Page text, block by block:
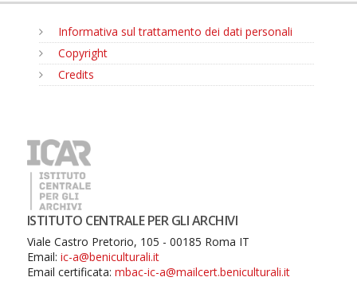
Informativa sul trattamento dei dati personali
Copyright
Credits
ISTITUTO CENTRALE PER GLI ARCHIVI
Viale Castro Pretorio, 105 - 00185 Roma IT
Email: ic-a@beniculturali.it
Email certificata: mbac-ic-a@mailcert.beniculturali.it